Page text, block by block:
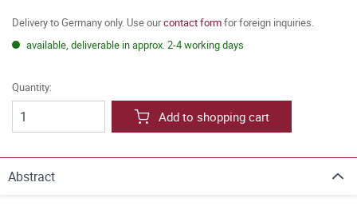
Delivery to Germany only. Use ourcontact formfor foreign inquiries.
available, deliverable in approx. 2-4 working days
Quantity:
Add to shopping cart
Abstract